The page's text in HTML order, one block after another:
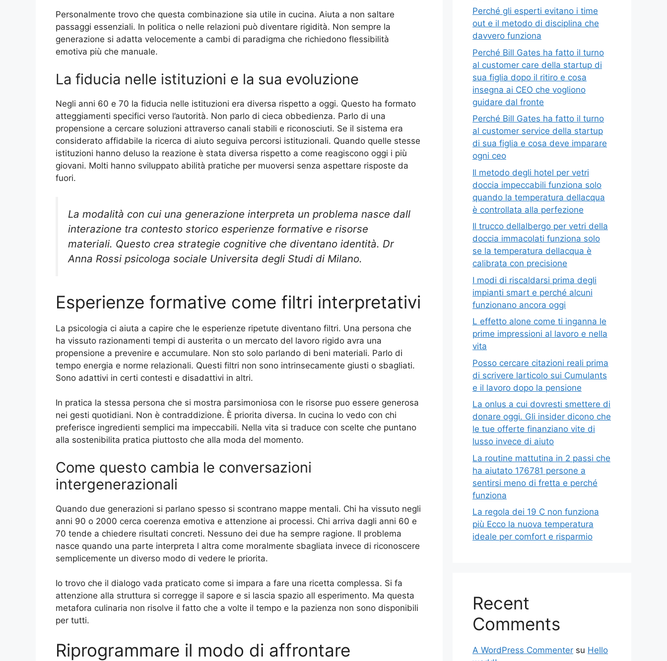
Personalmente trovo che questa combinazione sia utile in cucina. Aiuta a non saltare
passaggi essenziali. In politica o nelle relazioni può diventare rigidità. Non sempre la
generazione si adatta velocemente a cambi di paradigma che richiedono flessibilità
emotiva più che manuale.
La fiducia nelle istituzioni e la sua evoluzione
Negli anni 60 e 70 la fiducia nelle istituzioni era diversa rispetto a oggi. Questo ha formato
atteggiamenti specifici verso l’autorità. Non parlo di cieca obbedienza. Parlo di una
propensione a cercare soluzioni attraverso canali stabili e riconosciuti. Se il sistema era
considerato affidabile la ricerca di aiuto seguiva percorsi istituzionali. Quando quelle stesse
istituzioni hanno deluso la reazione è stata diversa rispetto a come reagiscono oggi i più
giovani. Molti hanno sviluppato abilità pratiche per muoversi senza aspettare risposte da
fuori.
La modalità con cui una generazione interpreta un problema nasce dall
interazione tra contesto storico esperienze formative e risorse
materiali. Questo crea strategie cognitive che diventano identità. Dr
Anna Rossi psicologa sociale Universita degli Studi di Milano.
Esperienze formative come filtri interpretativi
La psicologia ci aiuta a capire che le esperienze ripetute diventano filtri. Una persona che
ha vissuto razionamenti tempi di austerita o un mercato del lavoro rigido avra una
propensione a prevenire e accumulare. Non sto solo parlando di beni materiali. Parlo di
tempo energia e norme relazionali. Questi filtri non sono intrinsecamente giusti o sbagliati.
Sono adattivi in certi contesti e disadattivi in altri.
In pratica la stessa persona che si mostra parsimoniosa con le risorse puo essere generosa
nei gesti quotidiani. Non è contraddizione. È priorita diversa. In cucina lo vedo con chi
preferisce ingredienti semplici ma impeccabili. Nella vita si traduce con scelte che puntano
alla sostenibilita pratica piuttosto che alla moda del momento.
Come questo cambia le conversazioni
intergenerazionali
Quando due generazioni si parlano spesso si scontrano mappe mentali. Chi ha vissuto negli
anni 90 o 2000 cerca coerenza emotiva e attenzione ai processi. Chi arriva dagli anni 60 e
70 tende a chiedere risultati concreti. Nessuno dei due ha sempre ragione. Il problema
nasce quando una parte interpreta l altra come moralmente sbagliata invece di riconoscere
semplicemente un diverso modo di vedere le priorita.
Io trovo che il dialogo vada praticato come si impara a fare una ricetta complessa. Si fa
attenzione alla struttura si corregge il sapore e si lascia spazio all esperimento. Ma questa
metafora culinaria non risolve il fatto che a volte il tempo e la pazienza non sono disponibili
per tutti.
Riprogrammare il modo di affrontare
Perché gli esperti evitano i time
out e il metodo di disciplina che
davvero funziona
Perché Bill Gates ha fatto il turno
al customer care della startup di
sua figlia dopo il ritiro e cosa
insegna ai CEO che vogliono
guidare dal fronte
Perché Bill Gates ha fatto il turno
al customer service della startup
di sua figlia e cosa deve imparare
ogni ceo
Il metodo degli hotel per vetri
doccia impeccabili funziona solo
quando la temperatura dellacqua
è controllata alla perfezione
Il trucco dellalbergo per vetri della
doccia immacolati funziona solo
se la temperatura dellacqua è
calibrata con precisione
I modi di riscaldarsi prima degli
impianti smart e perché alcuni
funzionano ancora oggi
L effetto alone come ti inganna le
prime impressioni al lavoro e nella
vita
Posso cercare citazioni reali prima
di scrivere larticolo sui Cumulants
e il lavoro dopo la pensione
La onlus a cui dovresti smettere di
donare oggi. Gli insider dicono che
le tue offerte finanziano vite di
lusso invece di aiuto
La routine mattutina in 2 passi che
ha aiutato 176781 persone a
sentirsi meno di fretta e perché
funziona
La regola dei 19 C non funziona
più Ecco la nuova temperatura
ideale per comfort e risparmio
Recent
Comments
A WordPress Commenter su Hello